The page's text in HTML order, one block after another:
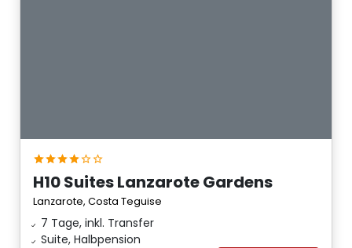
H10 Suites Lanzarote Gardens
Lanzarote, Costa Teguise
7 Tage, inkl. Transfer
Suite, Halbpension